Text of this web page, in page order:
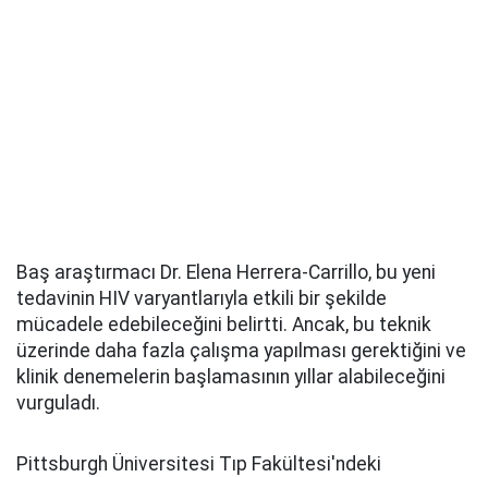
Baş araştırmacı Dr. Elena Herrera-Carrillo, bu yeni
tedavinin HIV varyantlarıyla etkili bir şekilde
mücadele edebileceğini belirtti. Ancak, bu teknik
üzerinde daha fazla çalışma yapılması gerektiğini ve
klinik denemelerin başlamasının yıllar alabileceğini
vurguladı.
Pittsburgh Üniversitesi Tıp Fakültesi'ndeki